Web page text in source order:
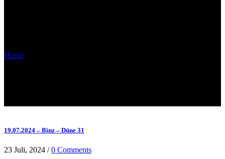
Home
19.07.2024 – Binz – Düne 31
23 Juli, 2024 /0 Comments